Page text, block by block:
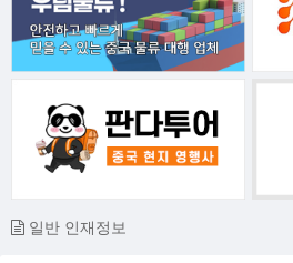
일반 인재정보